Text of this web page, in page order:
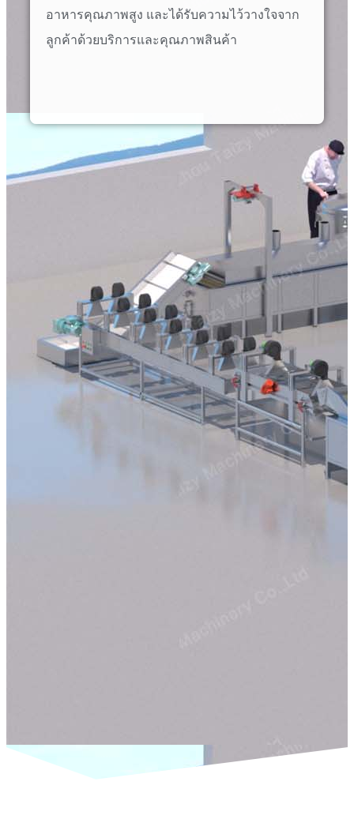
อาหารคุณภาพสูง และได้รับความไว้วางใจจาก
ลูกค้าด้วยบริการและคุณภาพสินค้า